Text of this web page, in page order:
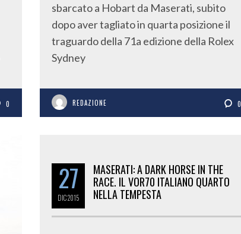
0
sbarcato a Hobart da Maserati, subito
dopo aver tagliato in quarta posizione il
traguardo della 71a edizione della Rolex
Sydney
REDAZIONE 0
27
DIC2015
MASERATI: A DARK HORSE IN THE
RACE. IL VOR70 ITALIANO QUARTO
NELLA TEMPESTA